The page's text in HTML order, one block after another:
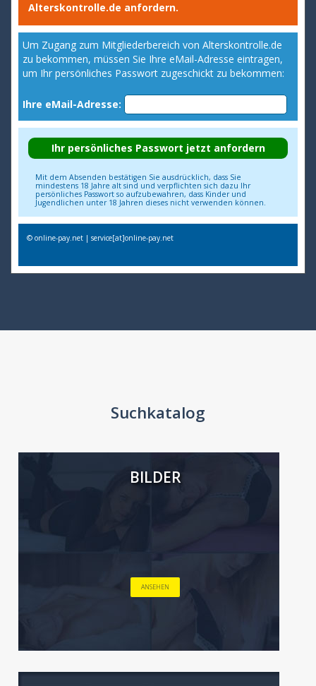
Alterskontrolle.de anfordern.
Um Zugang zum Mitgliederbereich von Alterskontrolle.de
zu bekommen, müssen Sie Ihre eMail-Adresse eintragen,
um Ihr persönliches Passwort zugeschickt zu bekommen:
Ihre eMail-Adresse:
Mit dem Absenden bestätigen Sie ausdrücklich, dass Sie
mindestens 18 Jahre alt sind und verpflichten sich dazu Ihr
persönliches Passwort so aufzubewahren, dass Kinder und
Jugendlichen unter 18 Jahren dieses nicht verwenden können.
© online-pay.net | service[at]online-pay.net
Suchkatalog
BILDER
ANSEHEN